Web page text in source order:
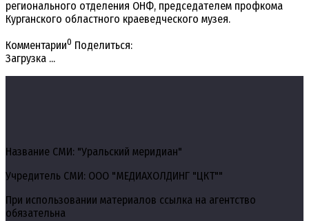
регионального отделения ОНФ, председателем профкома
Курганского областного краеведческого музея.
Комментарии0 Поделиться:
Загрузка ...
Название СМИ: "Уральский меридиан"
Учредитель СМИ: ООО "МЕДИАХОЛДИНГ "ЦКТ""
При использовании материалов ссылка на агентство
обязательна